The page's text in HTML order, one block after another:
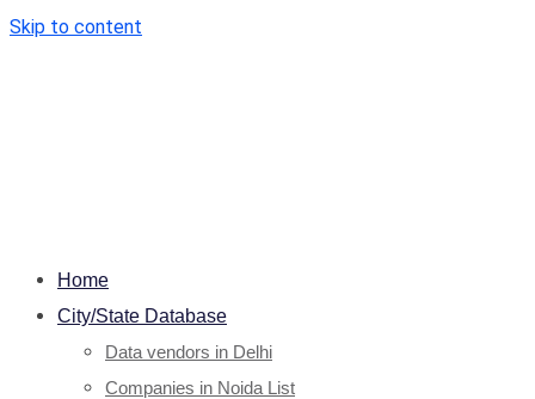
Skip to content
Home
City/State Database
Data vendors in Delhi
Companies in Noida List